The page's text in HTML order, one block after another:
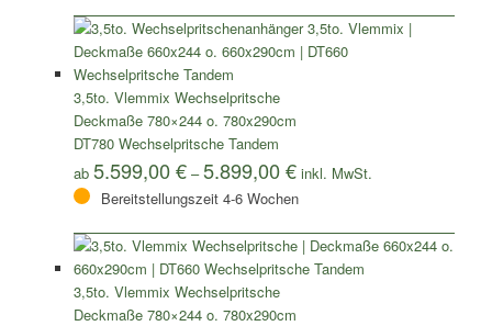
3,5to. Vlemmix Wechselpritsche
Deckmaße 780×244 o. 780x290cm
DT780 Wechselpritsche Tandem
ab 5.599,00€–5.899,00€
Bereitstellungszeit 4-6 Wochen
3,5to. Vlemmix Wechselpritsche
Deckmaße 780×244 o. 780x290cm